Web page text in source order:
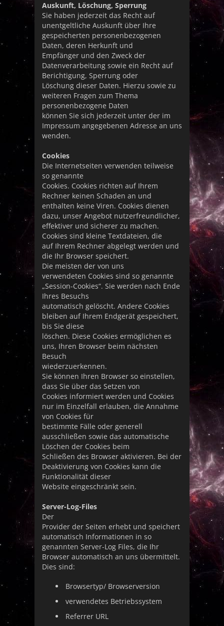
Auskunft, Löschung, Sperrung
Sie haben jederzeit das Recht auf
unentgeltliche Auskunft über Ihre
gespeicherten personenbezogenen
Daten, deren Herkunft und
Empfänger und den Zweck der
Datenverarbeitung sowie ein Recht auf
Berichtigung, Sperrung oder
Löschung dieser Daten. Hierzu sowie zu
weiteren Fragen zum Thema
personenbezogene Daten
können Sie sich jederzeit unter der im
Impressum angegebenen Adresse an uns
wenden.
Cookies
Die Internetseiten verwenden teilweise
so genannte
Cookies. Cookies richten auf Ihrem
Rechner keinen Schaden an und
enthalten keine Viren. Cookies dienen
dazu, unser Angebot nutzerfreundlicher,
effektiver und sicherer zu machen.
Cookies sind kleine Textdateien, die
auf Ihrem Rechner abgelegt werden und
die Ihr Browser speichert.
Die meisten der von uns
verwendeten Cookies sind so genannte
„Session-Cookies“. Sie werden nach Ende
Ihres Besuchs
automatisch gelöscht. Andere Cookies
bleiben auf Ihrem Endgerät gespeichert,
bis Sie diese
löschen. Diese Cookies ermöglichen es
uns, Ihren Browser beim nächsten
Besuch
wiederzuerkennen.
Sie können Ihren Browser so einstellen,
dass Sie über das Setzen von
Cookies informiert werden und Cookies
nur im Einzelfall erlauben, die Annahme
von Cookies für
bestimmte Fälle oder generell
ausschließen sowie das automatische
Löschen der Cookies beim
Schließen des Browser aktivieren. Bei der
Deaktivierung von Cookies kann die
Funktionalität dieser
Website eingeschränkt sein.
Server-Log-Files
Der
Provider der Seiten erhebt und speichert
automatisch Informationen in so
genannten Server-Log Files, die Ihr
Browser automatisch an uns übermittelt.
Dies sind:
Browsertyp/ Browserversion
verwendetes Betriebssystem
Referrer URL